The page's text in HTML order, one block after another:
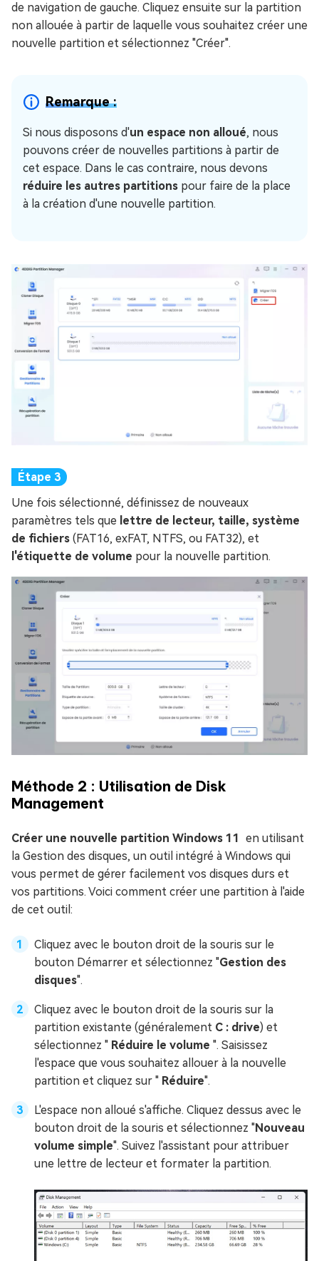
de navigation de gauche. Cliquez ensuite sur la partition
non allouée à partir de laquelle vous souhaitez créer une
nouvelle partition et sélectionnez "Créer".
Remarque :
Si nous disposons d'un espace non alloué, nous
pouvons créer de nouvelles partitions à partir de
cet espace. Dans le cas contraire, nous devons
réduire les autres partitions pour faire de la place
à la création d'une nouvelle partition.
Une fois sélectionné, définissez de nouveaux
paramètres tels que lettre de lecteur, taille, système
de fichiers (FAT16, exFAT, NTFS, ou FAT32), et
l'étiquette de volume pour la nouvelle partition.
Méthode 2 : Utilisation de Disk
Management
Créer une nouvelle partition Windows 11 en utilisant
la Gestion des disques, un outil intégré à Windows qui
vous permet de gérer facilement vos disques durs et
vos partitions. Voici comment créer une partition à l'aide
de cet outil:
Cliquez avec le bouton droit de la souris sur le
bouton Démarrer et sélectionnez "Gestion des
disques".
Cliquez avec le bouton droit de la souris sur la
partition existante (généralement C : drive) et
sélectionnez " Réduire le volume ". Saisissez
l'espace que vous souhaitez allouer à la nouvelle
partition et cliquez sur " Réduire".
L'espace non alloué s'affiche. Cliquez dessus avec le
bouton droit de la souris et sélectionnez "Nouveau
volume simple". Suivez l'assistant pour attribuer
une lettre de lecteur et formater la partition.